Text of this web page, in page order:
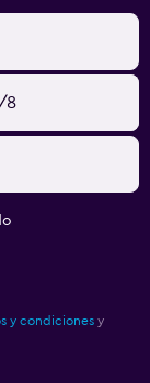
8
y condiciones y